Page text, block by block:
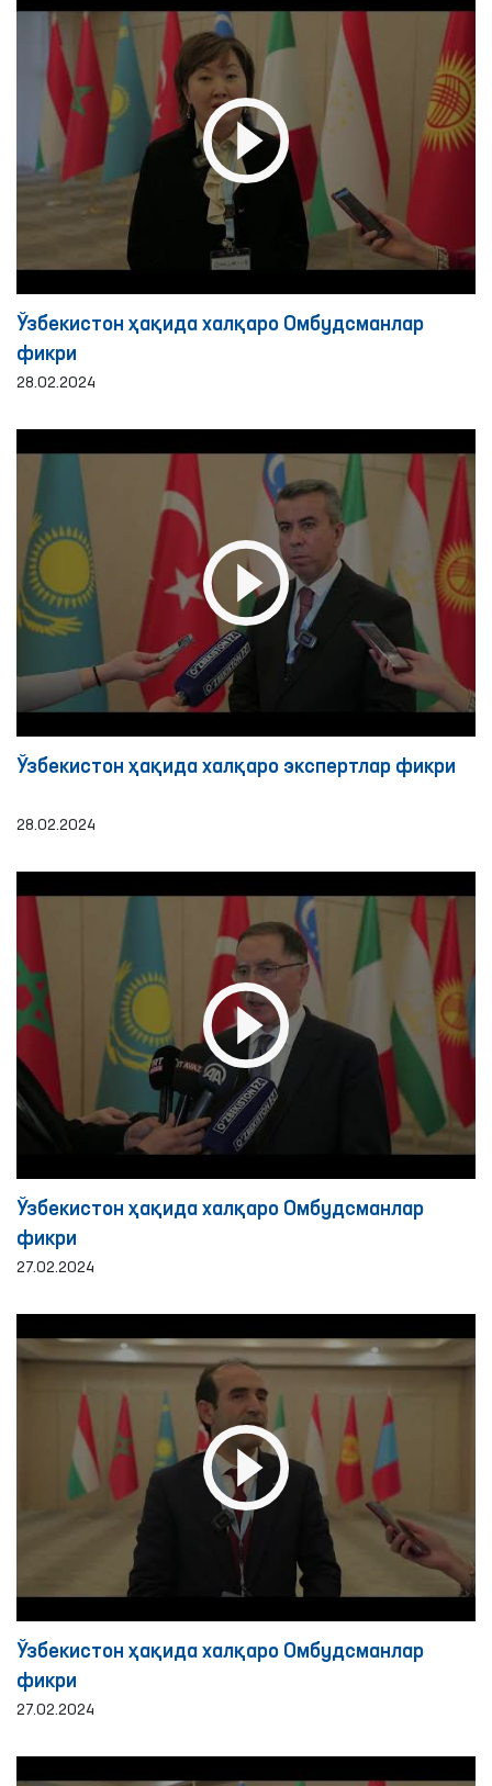
Ўзбекистон ҳақида халқаро Омбудсманлар
фикри
28.02.2024
Ўзбекистон ҳақида халқаро экспертлар фикри
28.02.2024
Ўзбекистон ҳақида халқаро Омбудсманлар
фикри
27.02.2024
Ўзбекистон ҳақида халқаро Омбудсманлар
фикри
27.02.2024